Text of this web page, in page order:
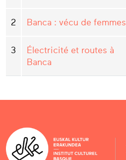
2 Banca : vécu de femmes
3
Électricité et routes à
Banca